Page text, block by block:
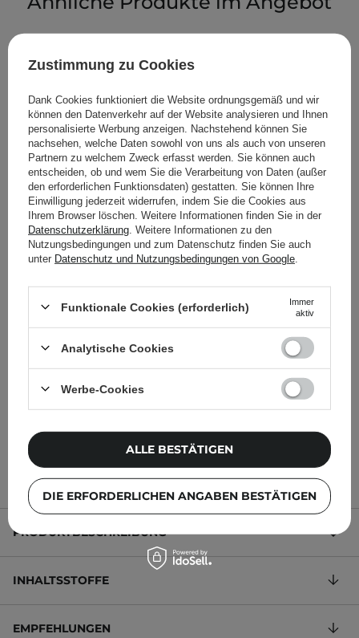
Timeless - Skin Care - HA
Matrixyl 3000® +
Cucumber Spray -
Hyaluronsäure - 120ml
Pyunkang Yul - Nutrition
Cream - Nährende
Creme - 100ml
PRODUKTBESCHREIBUNG
INHALTSSTOFFE
EMPFEHLUNGEN
Zustimmung zu Cookies
Dank Cookies funktioniert die Website ordnungsgemäß und wir
können den Datenverkehr auf der Website analysieren und Ihnen
personalisierte Werbung anzeigen. Nachstehend können Sie
nachsehen, welche Daten sowohl von uns als auch von unseren
Partnern zu welchem Zweck erfasst werden. Sie können auch
entscheiden, ob und wem Sie die Verarbeitung von Daten (außer
den erforderlichen Funktionsdaten) gestatten. Sie können Ihre
Einwilligung jederzeit widerrufen, indem Sie die Cookies aus
Ihrem Browser löschen. Weitere Informationen finden Sie in der
Datenschutzerklärung . Weitere Informationen zu den
Nutzungsbedingungen und zum Datenschutz finden Sie auch
unter Datenschutz und Nutzungsbedingungen von Google
Funktionale Cookies (erforderlich)
Immer
aktiv
Analytische Cookies
Werbe-Cookies
DIE ERFORDERLICHEN ANGABEN BESTÄTIGEN
ALLE BESTÄTIGEN